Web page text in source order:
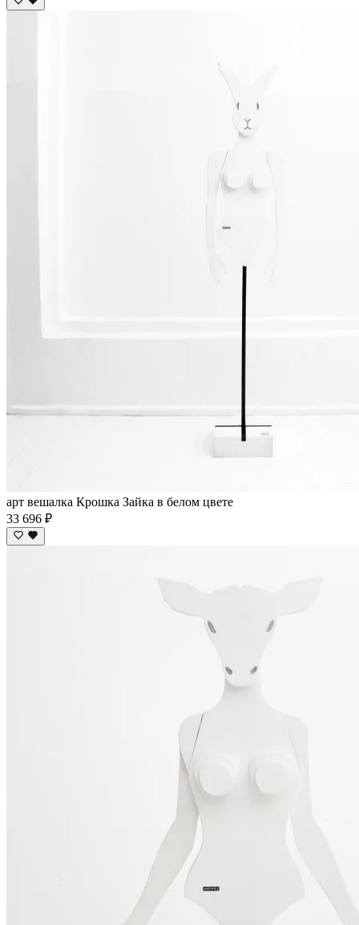
арт вешалка Крошка Зайка в белом цвете
33 696 ₽